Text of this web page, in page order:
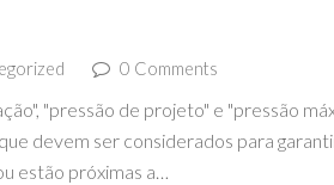
0 Comments
"pressão de projeto" e "pressão
devem ser considerados para
estão próximas a…